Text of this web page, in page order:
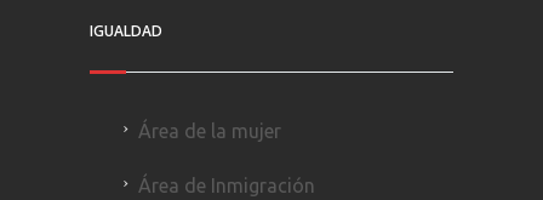
IGUALDAD
Área de la mujer
Área de Inmigración